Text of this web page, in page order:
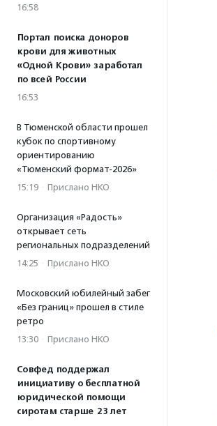
16:58
Портал поиска доноров
крови для животных
«Одной Крови» заработал
по всей России
16:53
В Тюменской области прошел
кубок по спортивному
ориентированию
«Тюменский формат-2026»
15:19 · Прислано НКО
Организация «Радость»
открывает сеть
региональных подразделений
14:25 · Прислано НКО
Московский юбилейный забег
«Без границ» прошел в стиле
ретро
13:30 · Прислано НКО
Совфед поддержал
инициативу о бесплатной
юридической помощи
сиротам старше 23 лет